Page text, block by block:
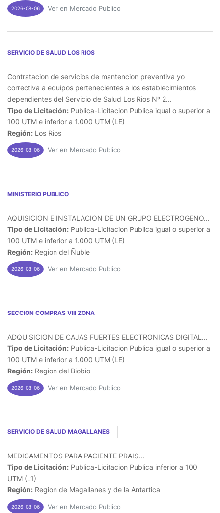
2026-08-06 Ver en Mercado Publico
SERVICIO DE SALUD LOS RIOS
Contratacion de servicios de mantencion preventiva yo
correctiva a equipos pertenecientes a los establecimientos
dependientes del Servicio de Salud Los Rios Nº 2...
Tipo de Licitación: Publica-Licitacion Publica igual o superior a
100 UTM e inferior a 1.000 UTM (LE)
Región: Los Rios
2026-08-06 Ver en Mercado Publico
MINISTERIO PUBLICO
AQUISICION E INSTALACION DE UN GRUPO ELECTROGENO...
Tipo de Licitación: Publica-Licitacion Publica igual o superior a
100 UTM e inferior a 1.000 UTM (LE)
Región: Region del Ñuble
2026-08-06 Ver en Mercado Publico
SECCION COMPRAS VIII ZONA
ADQUISICION DE CAJAS FUERTES ELECTRONICAS DIGITAL...
Tipo de Licitación: Publica-Licitacion Publica igual o superior a
100 UTM e inferior a 1.000 UTM (LE)
Región: Region del Biobio
2026-08-06 Ver en Mercado Publico
SERVICIO DE SALUD MAGALLANES
MEDICAMENTOS PARA PACIENTE PRAIS...
Tipo de Licitación: Publica-Licitacion Publica inferior a 100
UTM (L1)
Región: Region de Magallanes y de la Antartica
2026-08-06 Ver en Mercado Publico